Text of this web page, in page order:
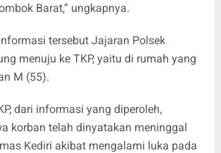
Barat,” ungkapnya.
tersebut Jajaran Polsek
menuju ke TKP, yaitu di rumah yang
M (55).
dari informasi yang diperoleh,
korban telah dinyatakan meninggal
Kediri akibat mengalami luka pada